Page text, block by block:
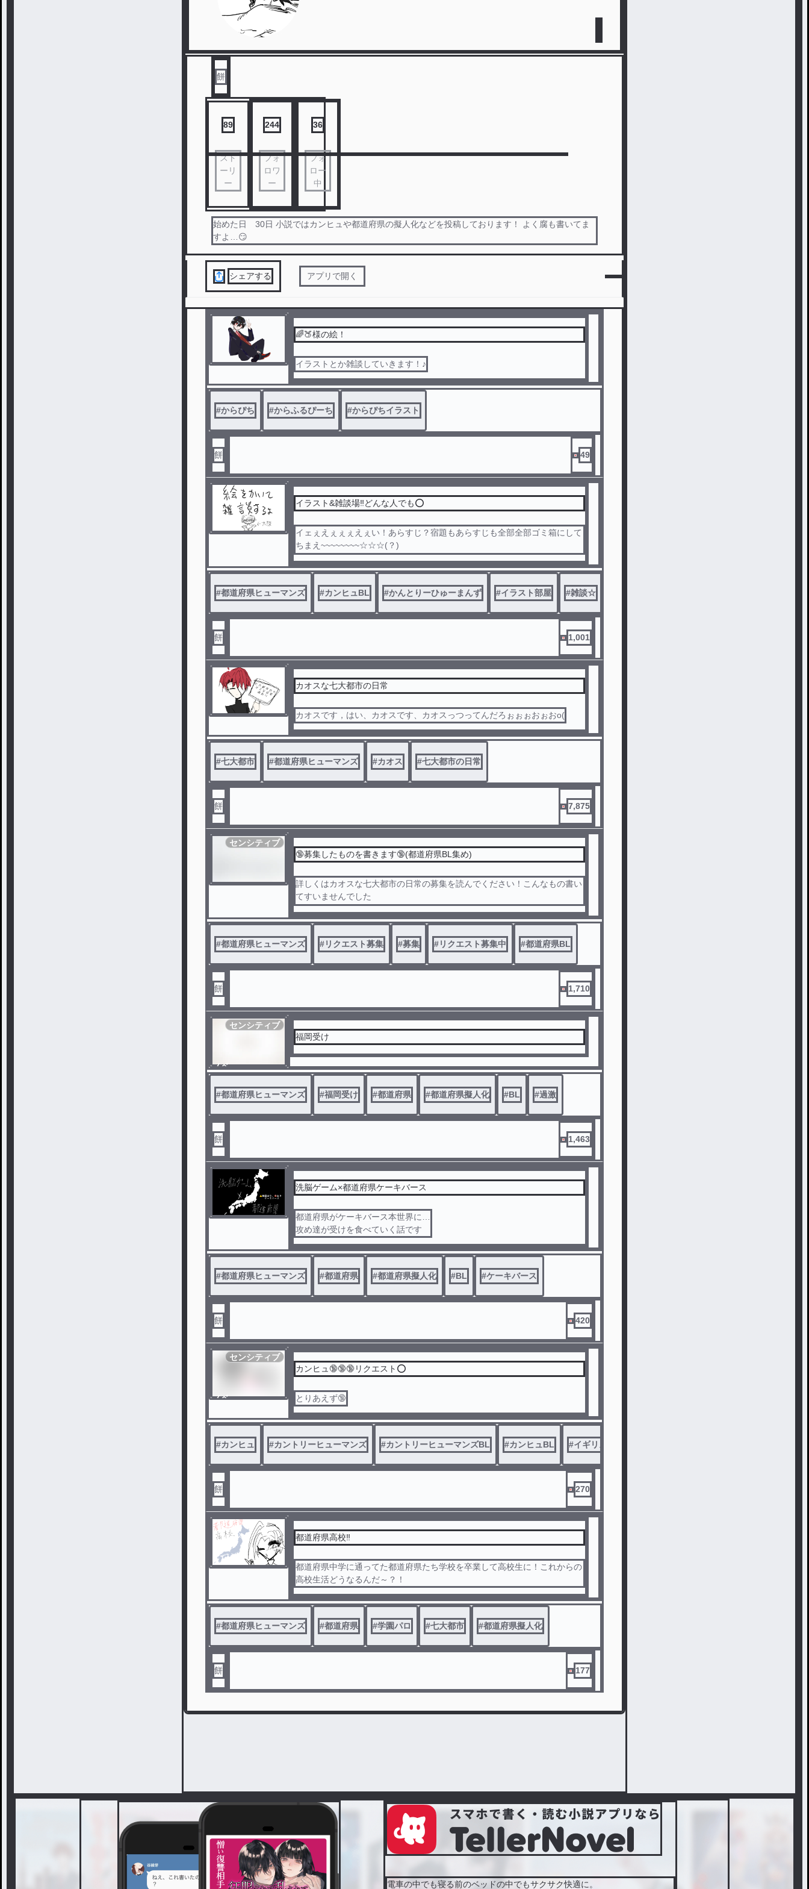
餅
89
スト
ーリ
ー
244
フォ
ロワ
ー
36
フォ
ロー
中
始めた日 30日 小説ではカンヒュや都道府県の擬人化などを投稿しております！ よく腐も書いてま
すよ…😏
シェアする アプリで開く
🌈🍑様の絵！
イラストとか雑談していきます！♪
#からぴち #からふるぴーち #からぴちイラスト
餅 49
イラスト&雑談場‼︎どんな人でも⭕️
イェぇえぇぇぇえぇい！あらすじ？宿題もあらすじも全部全部ゴミ箱にして
ちまえ~~~~~~~~☆☆☆(？)
すごく痛いので注意！！！
#都道府県ヒューマンズ #カンヒュBL #かんとりーひゅーまんず #イラスト部屋 #雑談☆
餅 1,001
カオスな七大都市の日常
カオスです，はい、カオスです、カオスっつってんだろぉぉぉおぉおo(
#七大都市 #都道府県ヒューマンズ #カオス #七大都市の日常
餅 7,875
センシティブ
🔞募集したものを書きます🔞(都道府県BL集め)
詳しくはカオスな七大都市の日常の募集を読んでください！こんなもの書い
てすいませんでした
他には僕が書きたいペアをどんどんぐちゃぐちゃにしていくだけです！ペア
募集してます！
#都道府県ヒューマンズ #リクエスト募集 #募集 #リクエスト募集中 #都道府県BL
餅 1,710
ノベ
ル
センシティブ
福岡受け
#都道府県ヒューマンズ #福岡受け #都道府県 #都道府県擬人化 #BL #過激
餅 1,463
洗脳ゲーム×都道府県ケーキバース
都道府県がケーキバース本世界に…
攻め達が受けを食べていく話です
#都道府県ヒューマンズ #都道府県 #都道府県擬人化 #BL #ケーキバース
餅 420
ノベ
センシティブ
カンヒュ🔞🔞🔞リクエスト⭕️
とりあえず🔞
#カンヒュ #カントリーヒューマンズ #カントリーヒューマンズBL #カンヒュBL #イギリス受け
餅 270
都道府県高校‼️
都道府県中学に通ってた都道府県たち学校を卒業して高校生に！これからの
高校生活どうなるんだ～？！
#都道府県ヒューマンズ #都道府県 #学園パロ #七大都市 #都道府県擬人化
餅 177
電車の中でも寝る前のベッドの中でもサクサク快適に。